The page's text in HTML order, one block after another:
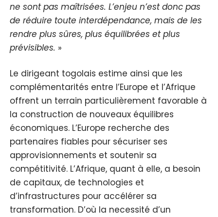
ne sont pas maîtrisées. L’enjeu n’est donc pas
de réduire toute interdépendance, mais de les
rendre plus sûres, plus équilibrées et plus
prévisibles. »
Le dirigeant togolais estime ainsi que les
complémentarités entre l’Europe et l’Afrique
offrent un terrain particulièrement favorable à
la construction de nouveaux équilibres
économiques. L’Europe recherche des
partenaires fiables pour sécuriser ses
approvisionnements et soutenir sa
compétitivité. L’Afrique, quant à elle, a besoin
de capitaux, de technologies et
d’infrastructures pour accélérer sa
transformation. D’où la necessité d’un